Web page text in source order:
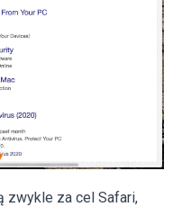
zwykle za cel Safari,